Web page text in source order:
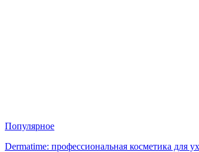
Популярное
Dermatime: профессиональная косметика для